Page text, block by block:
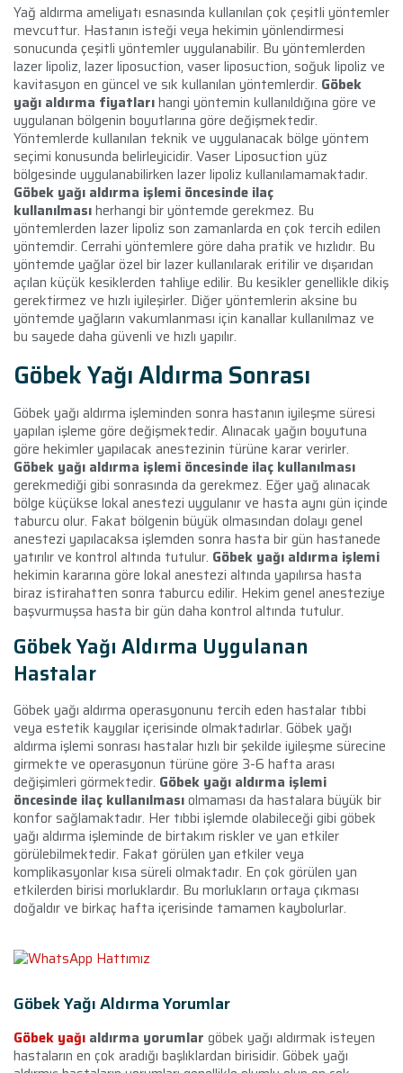
Yağ aldırma ameliyatı esnasında kullanılan çok çeşitli yöntemler
mevcuttur. Hastanın isteği veya hekimin yönlendirmesi
sonucunda çeşitli yöntemler uygulanabilir. Bu yöntemlerden
lazer lipoliz, lazer liposuction, vaser liposuction, soğuk lipoliz ve
kavitasyon en güncel ve sık kullanılan yöntemlerdir. Göbek
yağı aldırma fiyatlarıhangi yöntemin kullanıldığına göre ve
uygulanan bölgenin boyutlarına göre değişmektedir.
Yöntemlerde kullanılan teknik ve uygulanacak bölge yöntem
seçimi konusunda belirleyicidir. Vaser Liposuction yüz
bölgesinde uygulanabilirken lazer lipoliz kullanılamamaktadır.
Göbek yağı aldırma işlemi öncesinde ilaç
kullanılmasıherhangi bir yöntemde gerekmez. Bu
yöntemlerden lazer lipoliz son zamanlarda en çok tercih edilen
yöntemdir. Cerrahi yöntemlere göre daha pratik ve hızlıdır. Bu
yöntemde yağlar özel bir lazer kullanılarak eritilir ve dışarıdan
açılan küçük kesiklerden tahliye edilir. Bu kesikler genellikle dikiş
gerektirmez ve hızlı iyileşirler. Diğer yöntemlerin aksine bu
yöntemde yağların vakumlanması için kanallar kullanılmaz ve
bu sayede daha güvenli ve hızlı yapılır.
Göbek Yağı Aldırma Sonrası
Göbek yağı aldırma işleminden sonra hastanın iyileşme süresi
yapılan işleme göre değişmektedir. Alınacak yağın boyutuna
göre hekimler yapılacak anestezinin türüne karar verirler.
Göbek yağı aldırma işlemi öncesinde ilaç kullanılması
gerekmediği gibi sonrasında da gerekmez. Eğer yağ alınacak
bölge küçükse lokal anestezi uygulanır ve hasta aynı gün içinde
taburcu olur. Fakat bölgenin büyük olmasından dolayı genel
anestezi yapılacaksa işlemden sonra hasta bir gün hastanede
yatırılır ve kontrol altında tutulur. Göbek yağı aldırma işlemi
hekimin kararına göre lokal anestezi altında yapılırsa hasta
biraz istirahatten sonra taburcu edilir. Hekim genel anesteziye
başvurmuşsa hasta bir gün daha kontrol altında tutulur.
Göbek Yağı Aldırma Uygulanan
Hastalar
Göbek yağı aldırma operasyonunu tercih eden hastalar tıbbi
veya estetik kaygılar içerisinde olmaktadırlar. Göbek yağı
aldırma işlemi sonrası hastalar hızlı bir şekilde iyileşme sürecine
girmekte ve operasyonun türüne göre 3-6 hafta arası
değişimleri görmektedir. Göbek yağı aldırma işlemi
öncesinde ilaç kullanılmasıolmaması da hastalara büyük bir
konfor sağlamaktadır. Her tıbbi işlemde olabileceği gibi göbek
yağı aldırma işleminde de birtakım riskler ve yan etkiler
görülebilmektedir. Fakat görülen yan etkiler veya
komplikasyonlar kısa süreli olmaktadır. En çok görülen yan
etkilerden birisi morluklardır. Bu morlukların ortaya çıkması
doğaldır ve birkaç hafta içerisinde tamamen kaybolurlar.
Göbek Yağı Aldırma Yorumlar
Göbek yağı aldırma yorumlar göbek yağı aldırmak isteyen
hastaların en çok aradığı başlıklardan birisidir. Göbek yağı